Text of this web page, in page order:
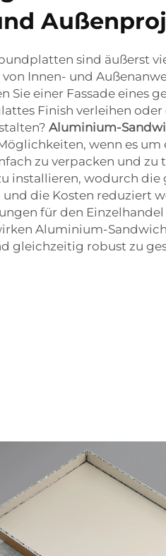
sind äußerst
von Innen- und
Sie einer Fassade eines
Finish verleihen
Aluminium-
wenn es
zu verpacken und zu
installieren, wodurch die
die Kosten reduziert
für den Einzelhandel
Aluminium-
gleichzeitig robust zu